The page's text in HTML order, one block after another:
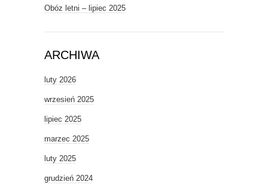
Obóz letni – lipiec 2025
ARCHIWA
luty 2026
wrzesień 2025
lipiec 2025
marzec 2025
luty 2025
grudzień 2024